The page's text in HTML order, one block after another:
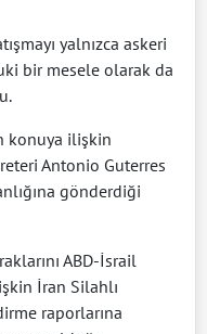
yalnızca askeri
bir mesele olarak da
konuya ilişkin
Antonio Guterres
gönderdiği
ABD-İsrail
İran Silahlı
raporlarına